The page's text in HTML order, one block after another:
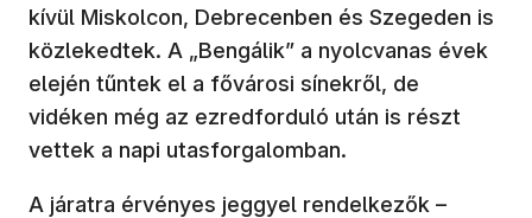
kívül Miskolcon, Debrecenben és Szegeden is
közlekedtek. A „Bengálik” a nyolcvanas évek
elején tűntek el a fővárosi sínekről, de
vidéken még az ezredforduló után is részt
vettek a napi utasforgalomban.
A járatra érvényes jeggyel rendelkezők –